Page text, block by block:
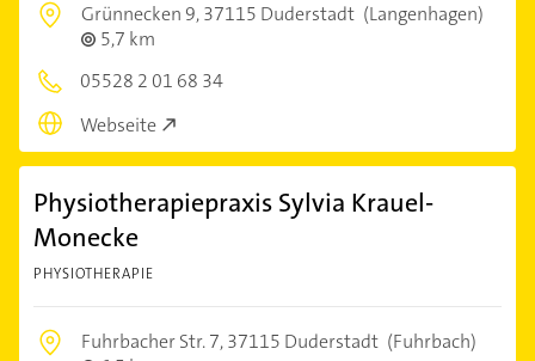
Grünnecken 9,37115 Duderstadt (Langenhagen)
5,7 km
05528 2 01 68 34
Webseite
Physiotherapiepraxis Sylvia Krauel-
Monecke
PHYSIOTHERAPIE
Fuhrbacher Str. 7,37115 Duderstadt (Fuhrbach)